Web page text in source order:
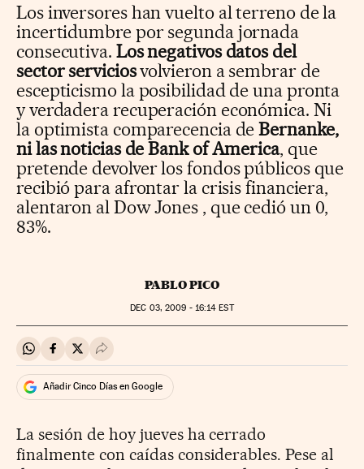
Los inversores han vuelto al terreno de la
incertidumbre por segunda jornada
consecutiva. Los negativos datos del
sector serviciosvolvieron a sembrar de
escepticismo la posibilidad de una pronta
y verdadera recuperación económica. Ni
la optimista comparecencia deBernanke,
ni las noticias de Bank of America, que
pretende devolver los fondos públicos que
recibió para afrontar la crisis financiera,
alentaron al Dow Jones , que cedió un 0,
83%.
PABLO PICO
DEC 03, 2009 - 16:14 EST
Compartir en Whatsapp
Compartir en Facebook
Compartir en Twitter
Desplegar Redes Sociales
Añadir Cinco Días en Google
La sesión de hoy jueves ha cerrado
finalmente con caídas considerables. Pese al